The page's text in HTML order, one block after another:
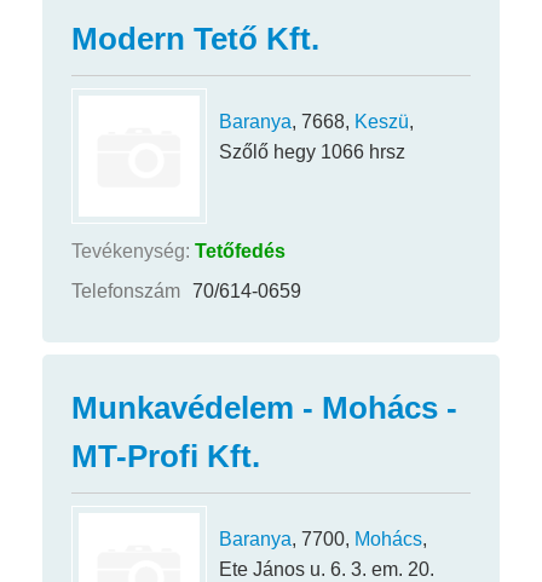
Modern Tető Kft.
Baranya, 7668, Keszü,
Szőlő hegy 1066 hrsz
Tevékenység: Tetőfedés
Telefonszám
70/614-0659
Munkavédelem - Mohács -
MT-Profi Kft.
Baranya, 7700, Mohács,
Ete János u. 6. 3. em. 20.